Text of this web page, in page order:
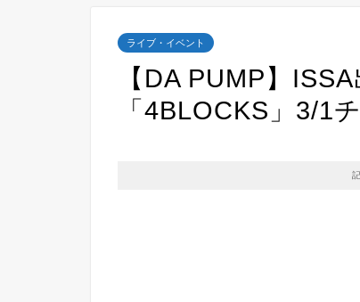
ライブ・イベント
【DA PUMP】
「4BLOCKS」3/1